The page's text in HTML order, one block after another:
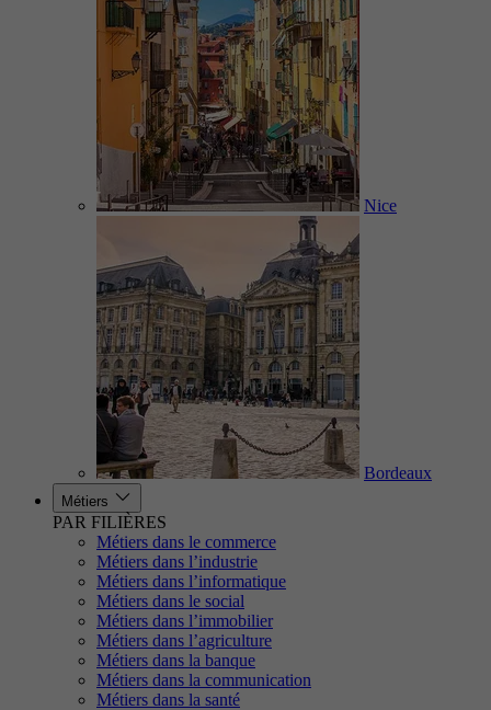
Nice
Bordeaux
Métiers
PAR FILIÈRES
Métiers dans le commerce
Métiers dans l’industrie
Métiers dans l’informatique
Métiers dans le social
Métiers dans l’immobilier
Métiers dans l’agriculture
Métiers dans la banque
Métiers dans la communication
Métiers dans la santé